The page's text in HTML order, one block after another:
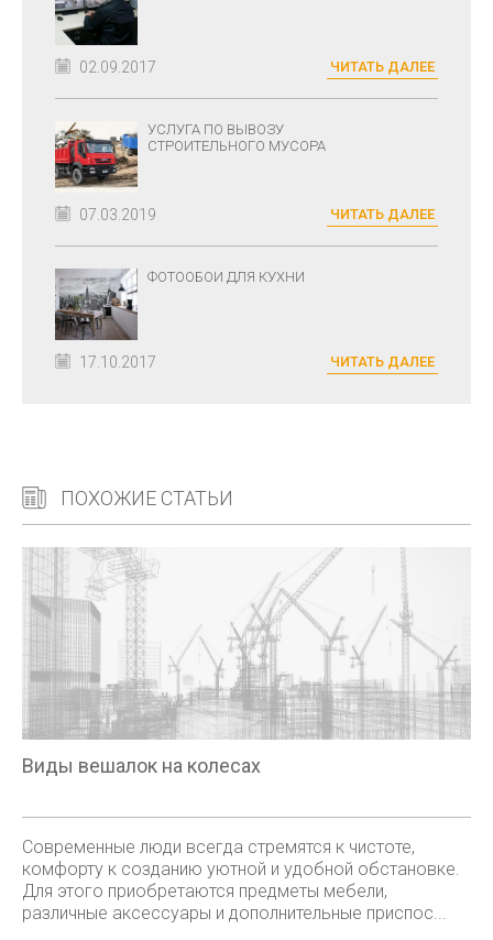
02.09.2017 ЧИТАТЬ ДАЛЕЕ
УСЛУГА ПО ВЫВОЗУ
СТРОИТЕЛЬНОГО МУСОРА
07.03.2019 ЧИТАТЬ ДАЛЕЕ
ФОТООБОИ ДЛЯ КУХНИ
17.10.2017 ЧИТАТЬ ДАЛЕЕ
ПОХОЖИЕ СТАТЬИ
Виды вешалок на колесах
Современные люди всегда стремятся к чистоте,
комфорту к созданию уютной и удобной обстановке.
Для этого приобретаются предметы мебели,
различные аксессуары и дополнительные приспос...